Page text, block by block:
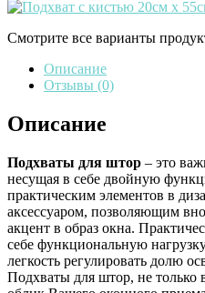
Смотрите все варианты
Описание
Отзывы (0)
Описание
Подхваты для штор – это
несущая в себе двойную
практическим элементов в
аксессуаром, позволяющим
акцент в образ окна.
себе функциональную
легкость регулировать долю
Подхваты для штор, не